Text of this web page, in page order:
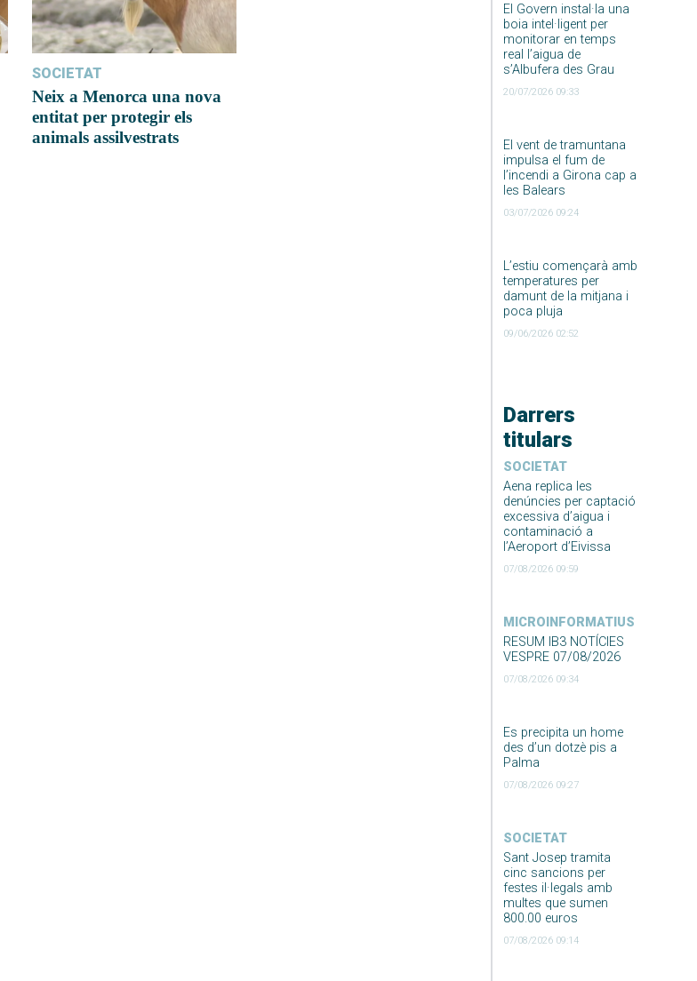
El Govern instal·la una
boia intel·ligent per
monitorar en temps
real l’aigua de
s’Albufera des Grau
20/07/2026 09:33
El vent de tramuntana
impulsa el fum de
l’incendi a Girona cap a
les Balears
03/07/2026 09:24
L’estiu començarà amb
temperatures per
damunt de la mitjana i
poca pluja
09/06/2026 02:52
Darrers
titulars
SOCIETAT
Aena replica les
denúncies per captació
excessiva d’aigua i
contaminació a
l’Aeroport d’Eivissa
07/08/2026 09:59
MICROINFORMATIUS
RESUM IB3 NOTÍCIES
VESPRE 07/08/2026
07/08/2026 09:34
Es precipita un home
des d’un dotzè pis a
Palma
07/08/2026 09:27
SOCIETAT
Sant Josep tramita
cinc sancions per
festes il·legals amb
multes que sumen
800.00 euros
07/08/2026 09:14
SOCIETAT
Neix a Menorca una nova
entitat per protegir els
animals assilvestrats